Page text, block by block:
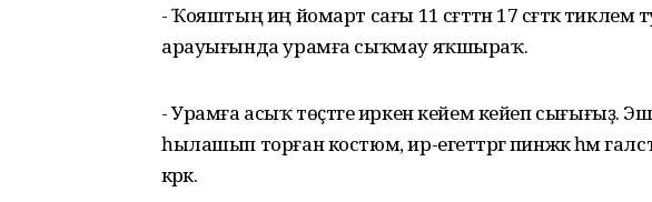
- Ҡояштың иң йомарт сағы 11 сәғәттән 17 сәғәткә
арауығында урамға сыҡмау яҡшыраҡ.
- Урамға асыҡ төҫтәге иркен кейем кейеп сығығыҙ.
һылашып торған костюм, ир-егеттәргә пинжәк һәм
кәрәк.